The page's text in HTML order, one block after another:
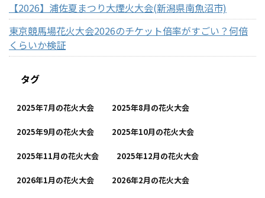
【2026】浦佐夏まつり大煙火大会(新潟県南魚沼市)
東京競馬場花火大会2026のチケット倍率がすごい？何倍
くらいか検証
タグ
2025年7月の花火大会 2025年8月の花火大会
2025年9月の花火大会 2025年10月の花火大会
2025年11月の花火大会 2025年12月の花火大会
2026年1月の花火大会 2026年2月の花火大会